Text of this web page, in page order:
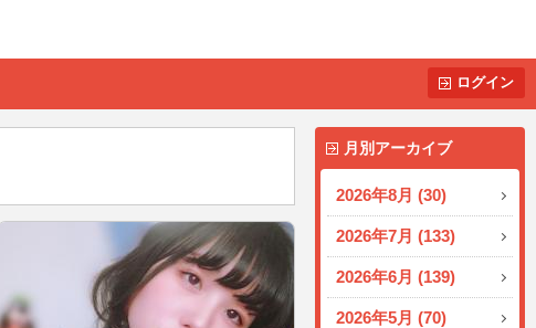
ログイン
月別アーカイブ
2026年8月 (30)
2026年7月 (133)
2026年6月 (139)
2026年5月 (70)